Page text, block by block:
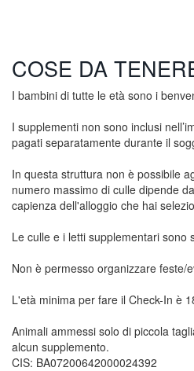
COSE DA
I bambini di tutte le età sono i
I supplementi non sono inclusi
pagati separatamente durante il
In questa struttura non è possibile
numero massimo di culle dipende
capienza dell'alloggio che hai
Le culle e i letti supplementari sono
Non è permesso organizzare feste/
L'età minima per fare il Check-In è
Animali ammessi solo di piccola
alcun supplemento.
CIS: BA07200642000024392